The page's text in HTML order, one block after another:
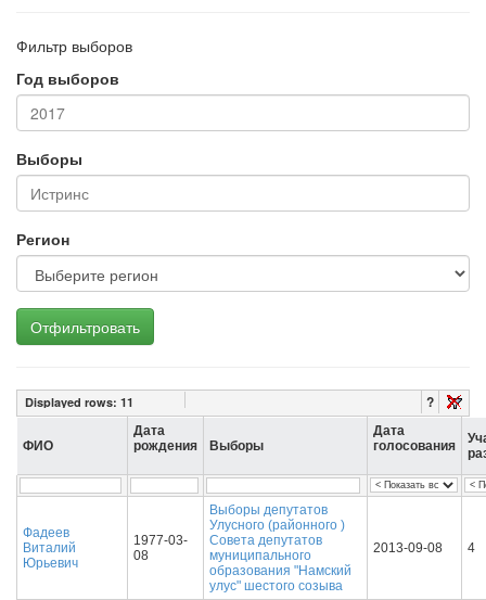
Фильтр выборов
Год выборов
Выборы
Регион
Отфильтровать
Displayed rows: 11 ?
ФИО
Дата
рождения
Выборы
Дата
голосования
Фадеев
Виталий
Юрьевич
1977-03-
08
Выборы депутатов
Улусного (районного )
Совета депутатов
муниципального
образования "Намский
улус" шестого созыва
2013-09-08 4